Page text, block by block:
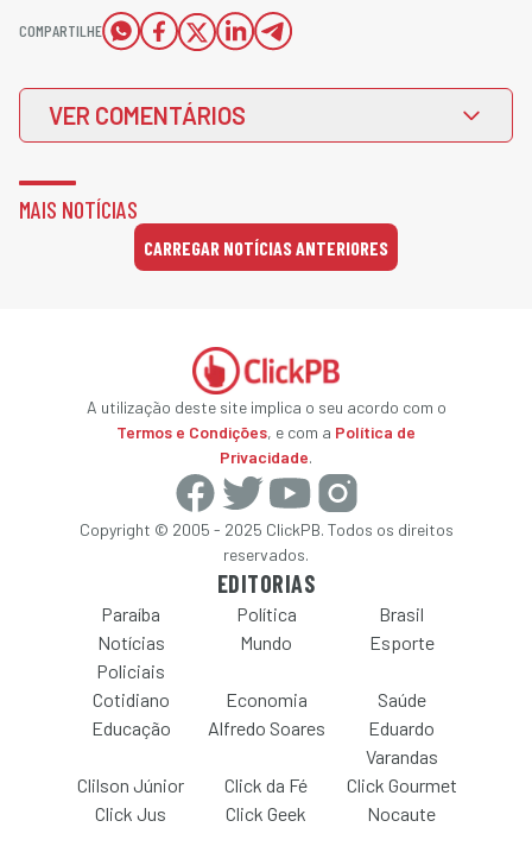
COMPARTILHE
VER COMENTÁRIOS
MAIS NOTÍCIAS
CARREGAR NOTÍCIAS ANTERIORES
A utilização deste site implica o seu acordo com o
Termos e Condições, e com a Política de
Privacidade.
Copyright © 2005 - 2025 ClickPB. Todos os direitos
reservados.
EDITORIAS
Paraíba Política
Brasil
Notícias
Policiais
Mundo Esporte
Cotidiano Economia
Saúde
Educação
Alfredo Soares
Eduardo
Varandas
Clilson Júnior
Click da Fé
Click Gourmet
Click Jus
Click Geek Nocaute